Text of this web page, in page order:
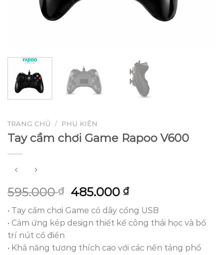
TRANG CHỦ / PHỤ KIỆN
Tay cầm chơi Game Rapoo V600
595.000₫
Giá
là:
595.000 ₫.
485.000₫Giá
hiện
tại
là:
• Tay cầm chơi Game có dây cổng USB
• Cảm ứng kép design thiết kế công thái học và bố
trí nút cổ điển
• Khả năng tương thích cao với các nền tảng phổ